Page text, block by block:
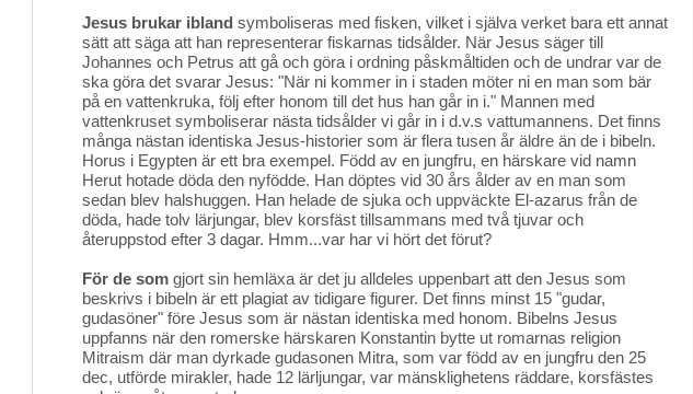
Jesus brukar ibland symboliseras med fisken, vilket i själva verket bara ett annat
sätt att säga att han representerar fiskarnas tidsålder. När Jesus säger till
Johannes och Petrus att gå och göra i ordning påskmåltiden och de undrar var de
ska göra det svarar Jesus: "När ni kommer in i staden möter ni en man som bär
på en vattenkruka, följ efter honom till det hus han går in i." Mannen med
vattenkruset symboliserar nästa tidsålder vi går in i d.v.s vattumannens. Det finns
många nästan identiska Jesus-historier som är flera tusen år äldre än de i bibeln.
Horus i Egypten är ett bra exempel. Född av en jungfru, en härskare vid namn
Herut hotade döda den nyfödde. Han döptes vid 30 års ålder av en man som
sedan blev halshuggen. Han helade de sjuka och uppväckte El-azarus från de
döda, hade tolv lärjungar, blev korsfäst tillsammans med två tjuvar och
återuppstod efter 3 dagar. Hmm...var har vi hört det förut?
För de som gjort sin hemläxa är det ju alldeles uppenbart att den Jesus som
beskrivs i bibeln är ett plagiat av tidigare figurer. Det finns minst 15 "gudar,
gudasöner" före Jesus som är nästan identiska med honom. Bibelns Jesus
uppfanns när den romerske härskaren Konstantin bytte ut romarnas religion
Mitraism där man dyrkade gudasonen Mitra, som var född av en jungfru den 25
dec, utförde mirakler, hade 12 lärljungar, var mänsklighetens räddare, korsfästes